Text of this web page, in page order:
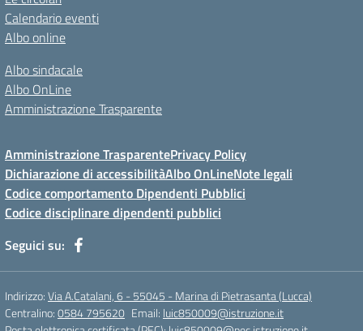
Calendario eventi
Albo online
Albo sindacale
Albo OnLine
Amministrazione Trasparente
Amministrazione TrasparentePrivacy Policy
Dichiarazione di accessibilitàAlbo OnLineNote legali
Codice comportamento Dipendenti Pubblici
Codice disciplinare dipendenti pubblici
Seguici su:
Indirizzo:Via A.Catalani, 6 - 55045 - Marina di Pietrasanta (Lucca)
Centralino:0584 795620 Email: luic850009@istruzione.it